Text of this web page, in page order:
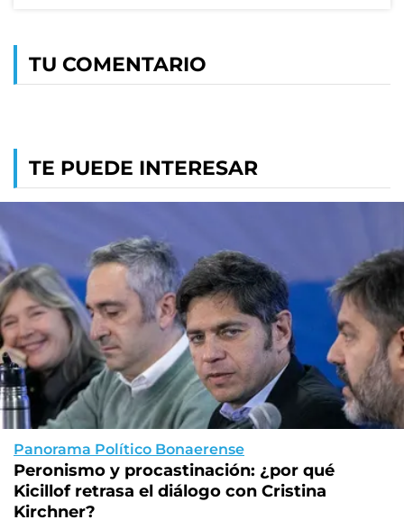
TU COMENTARIO
TE PUEDE INTERESAR
Panorama Político Bonaerense
Peronismo y procastinación: ¿por qué
Kicillof retrasa el diálogo con Cristina
Kirchner?